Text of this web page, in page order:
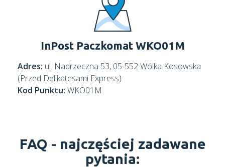
InPost Paczkomat WKO01M
Adres: ul. Nadrzeczna 53, 05-552 Wólka Kosowska
(Przed Delikatesami Express)
Kod Punktu: WKO01M
FAQ - najczęściej zadawane
pytania: